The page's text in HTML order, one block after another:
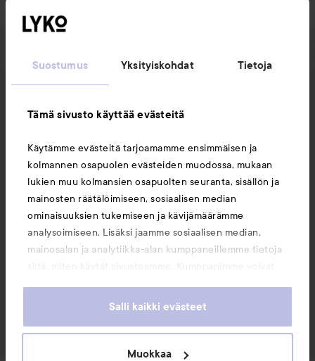
Suostumus Yksityiskohdat Tietoja
Tämä sivusto käyttää evästeitä
Käytämme evästeitä tarjoamamme ensimmäisen ja
kolmannen osapuolen evästeiden muodossa, mukaan
lukien muu kolmansien osapuolten seuranta, sisällön ja
mainosten räätälöimiseen, sosiaalisen median
ominaisuuksien tukemiseen ja kävijämäärämme
analysoimiseen. Lisäksi jaamme sosiaalisen median,
mainosalan ja analytiikka-alan kumppaneillemme tietoja
heille tai joita on kerätty, kun olet käyttänyt heidän
evästeiden käytön.
Salli kaikki evästeet
Muokkaa